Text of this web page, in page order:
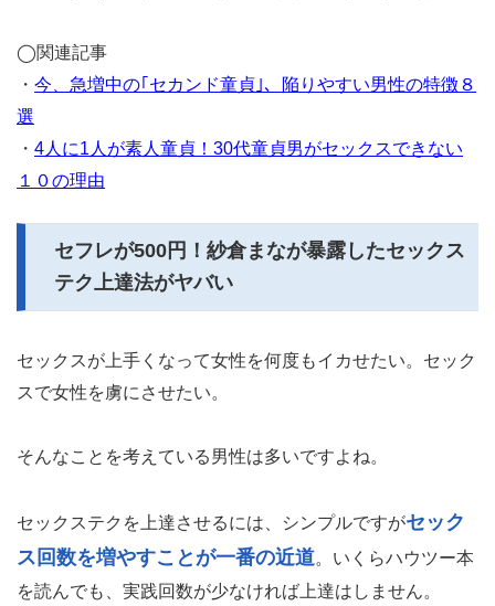
◯関連記事
・ 今、急増中の｢セカンド童貞｣、陥りやすい男性の特徴８
選
・ 4人に1人が素人童貞！30代童貞男がセックスできない
１０の理由
セフレが500円！紗倉まなが暴露したセックス
テク上達法がヤバい
セックスが上手くなって女性を何度もイカせたい。セック
スで女性を虜にさせたい。
そんなことを考えている男性は多いですよね。
セックステクを上達させるには、シンプルですがセック
ス回数を増やすことが一番の近道。いくらハウツー本
を読んでも、実践回数が少なければ上達はしません。